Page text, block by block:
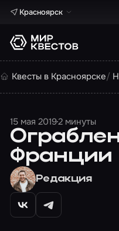
Красноярск
Квесты в Красноярске
15 мая 20192 минуты
Франции
Редакция